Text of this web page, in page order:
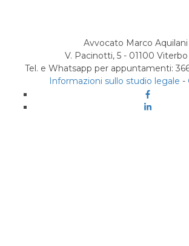
Avvocato Marco Aquilani
V. Pacinotti, 5 - 01100 Viterbo
Tel. e Whatsapp per appuntamenti:
Informazioni sullo studio legale -
Facebook
Linkedin